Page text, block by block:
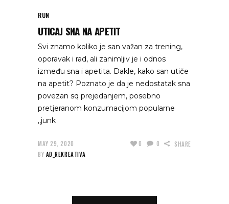
RUN
UTICAJ SNA NA APETIT
Svi znamo koliko je san važan za trening,
oporavak i rad, ali zanimljiv je i odnos
između sna i apetita. Dakle, kako san utiče
na apetit? Poznato je da je nedostatak sna
povezan sq prejedanjem, posebno
pretjeranom konzumacijom popularne
,,junk
MAY 29, 2020
BY AD_REKREATIVA
0 0 SHARE